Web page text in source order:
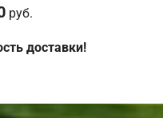
руб.
доставки!